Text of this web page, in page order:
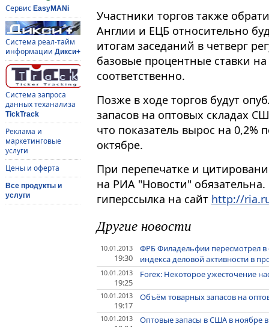
Сервис EasyMANi
Система реал-тайм
информации Дикси+
Система запроса
данных теханализа
TickTrack
Реклама и
маркетинговые
услуги
Цены и оферта
Все продукты и
услуги
Участники торгов также
Англии и ЕЦБ относительно
итогам заседаний в четверг
базовые процентные ставки на
соответственно.
Позже в ходе торгов будут
запасов на оптовых складах
что показатель вырос на 0,2%
октябре.
При перепечатке и
на РИА "Новости"
гиперссылка на сайт http://
Другие новости
10.01.2013
19:30
ФРБ Филадельфии пересмотрел
индекса деловой активности в
10.01.2013
19:25
Forex: Некоторое ужесточение
10.01.2013
19:17
Объём товарных запасов на
10.01.2013 Оптовые запасы в США в ноябре